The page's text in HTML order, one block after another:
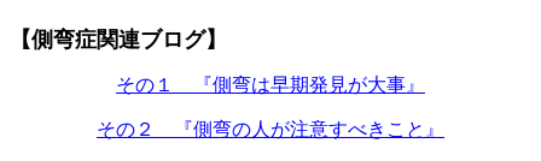
【側弯症関連ブログ】
その１ 『側弯は早期発見が大事』
その２ 『側弯の人が注意すべきこと』